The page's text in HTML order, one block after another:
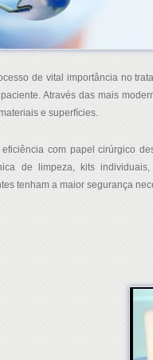
de vital importância no
Através das mais
e superfícies.
com papel cirúrgico
de limpeza, kits
tenham a maior segurança